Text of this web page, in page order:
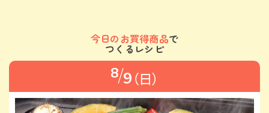
今日のお買得商品で
つくるレシピ
8/9 日